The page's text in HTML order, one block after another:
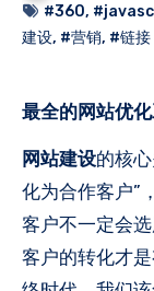
#360,
建设, #营销, #链接
最全的网站优
网站建设的核
化为合作客户”
客户不一定会
客户的转化才